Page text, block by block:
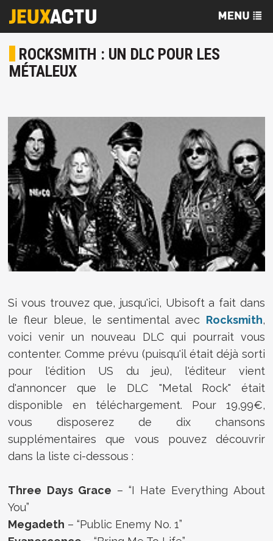
ROCKSMITH : UN DLC POUR LES
MÉTALEUX
Si vous trouvez que, jusqu'ici, Ubisoft a fait dans
le fleur bleue, le sentimental avec Rocksmith,
voici venir un nouveau DLC qui pourrait vous
contenter. Comme prévu (puisqu'il était déjà sorti
pour l'édition US du jeu), l'éditeur vient
d'annoncer que le DLC "Metal Rock" était
disponible en téléchargement. Pour 19,99€,
vous disposerez de dix chansons
supplémentaires que vous pouvez découvrir
dans la liste ci-dessous :
Three Days Grace – “I Hate Everything About
You”
Megadeth – “Public Enemy No. 1”